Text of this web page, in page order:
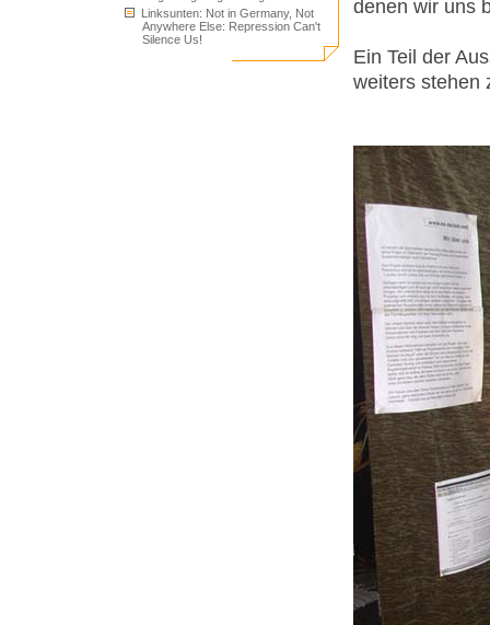
Linksunten: Not in Germany, Not
Anywhere Else: Repression Can't
Silence Us!
denen wir uns
Ein Teil der
weiters stehen